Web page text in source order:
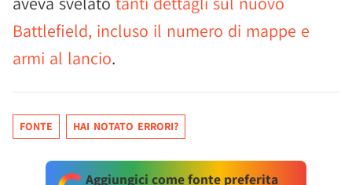
Battlefield, incluso il numero di mappe e
armi al lancio.
FONTE HAI NOTATO ERRORI?
Aggiungici come fonte preferita